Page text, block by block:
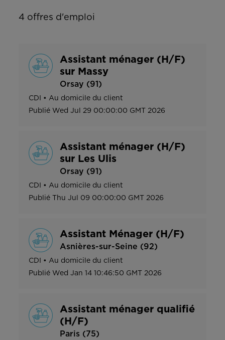
4 offres d'emploi
Assistant ménager (H/F)
sur Massy
Orsay (91)
CDI • Au domicile du client
Publié Wed Jul 29 00:00:00 GMT 2026
Assistant ménager (H/F)
sur Les Ulis
Orsay (91)
CDI • Au domicile du client
Publié
Thu Jul 09 00:00:00 GMT 2026
Assistant Ménager (H/F)
Asnières-sur-Seine (92)
CDI • Au domicile du client
Publié Wed Jan 14 10:46:50 GMT 2026
Assistant ménager qualifié
(H/F)
Paris (75)